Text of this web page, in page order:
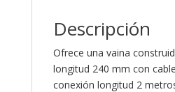
Descripción
Ofrece una vaina
longitud 240 mm con
conexión longitud 2